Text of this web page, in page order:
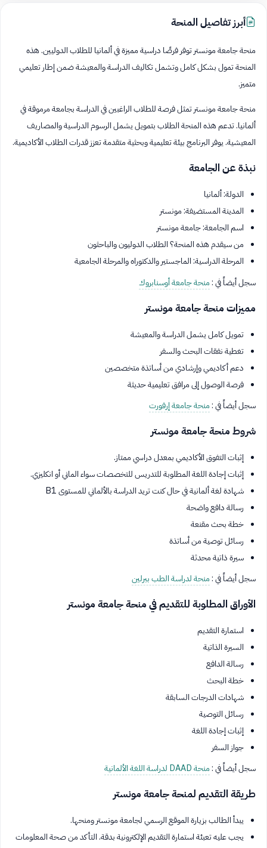
أبرز تفاصيل المنحة
منحة جامعة مونستر توفر فرصًا دراسية مميزة في ألمانيا للطلاب الدوليين. هذه
المنحة تمول بشكل كامل وتشمل تكاليف الدراسة والمعيشة ضمن إطار تعليمي
متميز.
منحة جامعة مونستر تمثل فرصة للطلاب الراغبين في الدراسة بجامعة مرموقة في
ألمانيا. تدعم هذه المنحة الطلاب بتمويل يشمل الرسوم الدراسية والمصاريف
المعيشية. يوفر البرنامج بيئة تعليمية وبحثية متقدمة تعزز قدرات الطلاب الأكاديمية.
نبذة عن الجامعة
الدولة: ألمانيا
المدينة المستضيفة: مونستر
اسم الجامعة: جامعة مونستر
من سيقدم هذه المنحة؟ الطلاب الدوليون والباحثون
المرحلة الدراسية: الماجستير والدكتوراه والمرحلة الجامعية
سجل أيضاً في :منحة جامعة أوسنابروك
مميزات منحة جامعة مونستر
تمويل كامل يشمل الدراسة والمعيشة
تغطية نفقات البحث والسفر
دعم أكاديمي وإرشادي من أساتذة متخصصين
فرصة الوصول إلى مرافق تعليمية حديثة
سجل أيضاً في :منحة جامعة إرفورت
شروط منحة جامعة مونستر
إثبات التفوق الأكاديمي بمعدل دراسي ممتاز.
إثبات إجادة اللغة المطلوبة للتدريس للتخصصات سواء الماني أو انكليزي.
شهادة لغة ألمانية في حال كنت تريد الدراسة بالألماني للمستوى B1
رسالة دافع واضحة
خطة بحث مقنعة
رسائل توصية من أساتذة
سيرة ذاتية محدثة
سجل أيضاً في :منحة لدراسة الطب ببرلين
الأوراق المطلوبة للتقديم في منحة جامعة مونستر
استمارة التقديم
السيرة الذاتية
رسالة الدافع
خطة البحث
شهادات الدرجات السابقة
رسائل التوصية
إثبات إجادة اللغة
جواز السفر
سجل أيضاً في :منحة DAAD لدراسة اللغة الألمانية
طريقة التقديم لمنحة جامعة مونستر
يبدأ الطالب بزيارة الموقع الرسمي لجامعة مونستر ومنحها.
يجب عليه تعبئة استمارة التقديم الإلكترونية بدقة. التأكد من صحة المعلومات